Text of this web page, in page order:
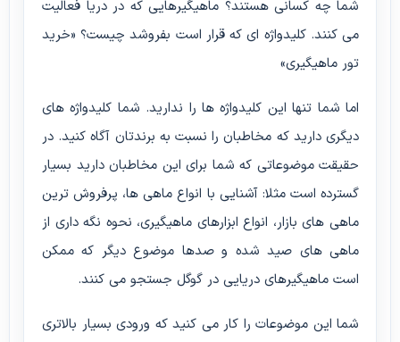
شما چه کسانی هستند؟ ماهیگیرهایی که در دریا فعالیت
می کنند. کلیدواژه ای که قرار است بفروشد چیست؟ «خرید
تور ماهیگیری»
اما شما تنها این کلیدواژه ها را ندارید. شما کلیدواژه های
دیگری دارید که مخاطبان را نسبت به برندتان آگاه کنید. در
حقیقت موضوعاتی که شما برای این مخاطبان دارید بسیار
گسترده است مثلا: آشنایی با انواع ماهی ها، پرفروش ترین
ماهی های بازار، انواع ابزارهای ماهیگیری، نحوه نگه داری از
ماهی های صید شده و صدها موضوع دیگر که ممکن
است ماهیگیرهای دریایی در گوگل جستجو می کنند.
شما این موضوعات را کار می کنید که ورودی بسیار بالاتری